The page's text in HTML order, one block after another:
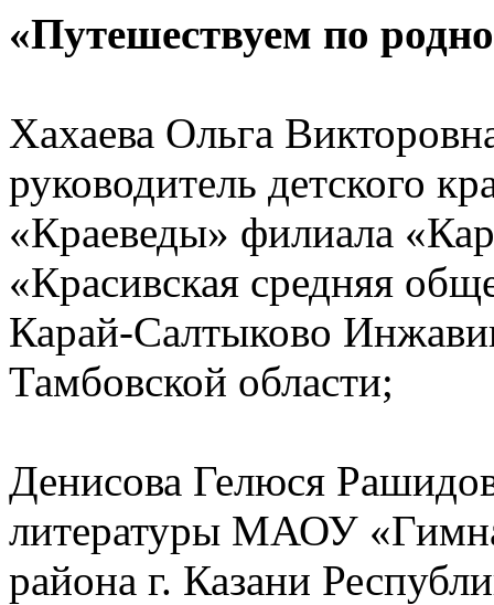
«Путешествуем по
Хахаева Ольга
руководитель детского
«Краеведы» филиала
«Красивская средняя
Карай-Салтыково
Тамбовской области;
Денисова Гелюся
литературы МАОУ
района г. Казани